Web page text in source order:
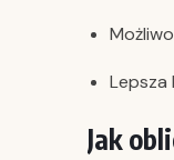
Lepsza
Jak